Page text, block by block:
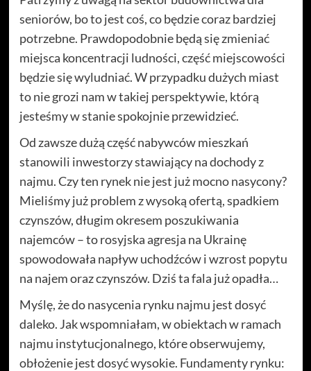
seniorów, bo to jest coś, co będzie coraz bardziej
potrzebne. Prawdopodobnie będą się zmieniać
miejsca koncentracji ludności, część miejscowości
będzie się wyludniać. W przypadku dużych miast
to nie grozi nam w takiej perspektywie, którą
jesteśmy w stanie spokojnie przewidzieć.
Od zawsze dużą część nabywców mieszkań
stanowili inwestorzy stawiający na dochody z
najmu. Czy ten rynek nie jest już mocno nasycony?
Mieliśmy już problem z wysoką ofertą, spadkiem
czynszów, długim okresem poszukiwania
najemców – to rosyjska agresja na Ukrainę
spowodowała napływ uchodźców i wzrost popytu
na najem oraz czynszów. Dziś ta fala już opadła…
Myślę, że do nasycenia rynku najmu jest dosyć
daleko. Jak wspomniałam, w obiektach w ramach
najmu instytucjonalnego, które obserwujemy,
obłożenie jest dosyć wysokie. Fundamenty rynku: